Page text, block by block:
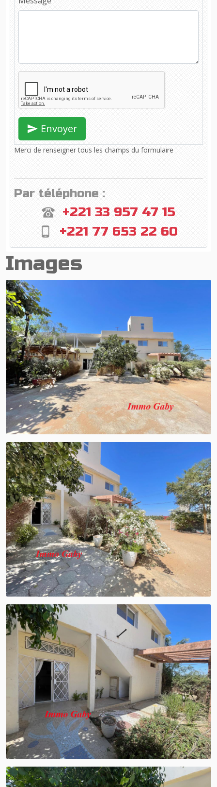
Envoyer
Merci de renseigner tous les champs du formulaire
Par téléphone :
+221 33 957 47 15
+221 77 653 22 60
Images